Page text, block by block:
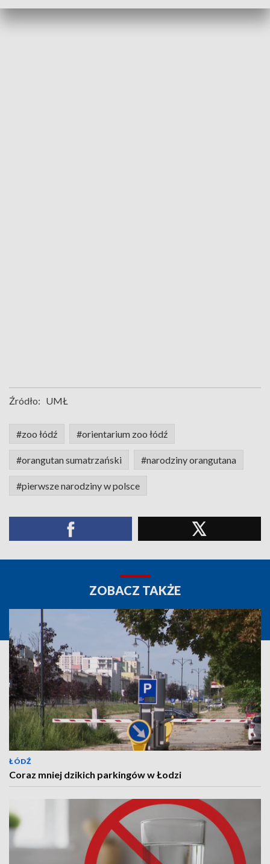
Źródło: UMŁ
#zoo łódź #orientarium zoo łódź
#orangutan sumatrzański #narodziny orangutana
#pierwsze narodziny w polsce
ZOBACZ TAKŻE
ŁÓDŹ
Coraz mniej dzikich parkingów w Łodzi